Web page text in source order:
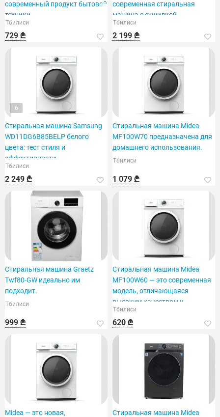
современный продукт бытовой
техники.
Тбилиси
729 ₾
современная стиральная
машина с сушилкой.
Тбилиси
2 199 ₾
6
Стиральная машина Samsung
WD11DG6B85BELP белого
цвета: тест стиля и
эффективности.
Тбилиси
2 249 ₾
Стиральная машина Midea
MF100W70 предназначена для
домашнего использования.
Тбилиси
1 079 ₾
Стиральная машина Graetz
Twf80-GW идеально им
подходит.
Тбилиси
999 ₾
Стиральная машина Midea
MF100W60 — это современная
модель, отличающаяся
высоким качеством и
функционалом.
Тбилиси
620 ₾
Midea — это новая,
Стиральная машина Midea